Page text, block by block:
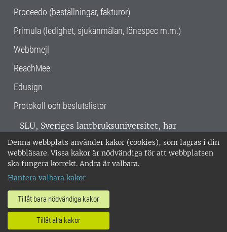
Denna webbplats använder kakor (cookies), som lagras i din
webbläsare. Vissa kakor är nödvändiga för att webbplatsen
ska fungera korrekt. Andra är valbara.
Hantera valbara kakor
Tillåt bara nödvändiga kakor
Tillåt alla kakor
Proceedo (beställningar, fakturor)
Primula (ledighet, sjukanmälan, lönespec m.m.)
Webbmejl
ReachMee
Edusign
Protokoll och beslutslistor
SLU, Sveriges lantbruksuniversitet, har
verksamhet över hela Sverige. Huvudorter är
Alnarp, Uppsala och Umeå.SLU är
miljöcertifierat enligt ISO 14001. •
018-67 10 00 • Org nr: 202100-2817 •
Om SLU:s webbplatser
•Hantera kakor•Behandling av
personuppgifter